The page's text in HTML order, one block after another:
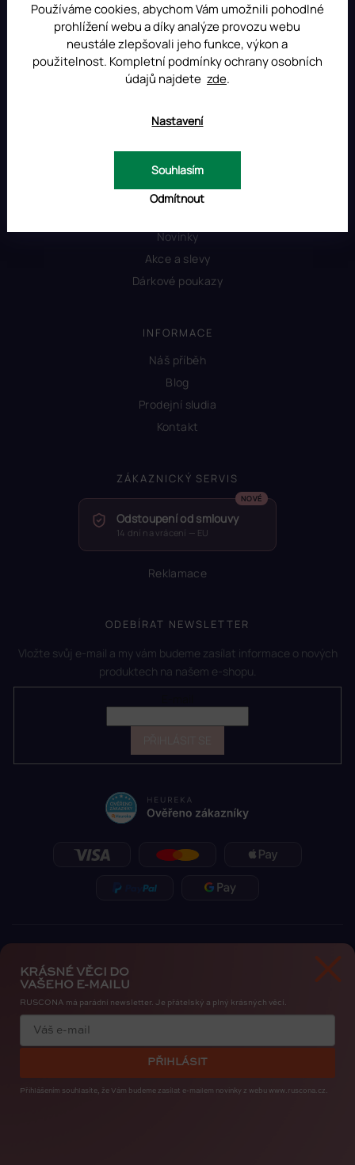
Používáme cookies, abychom Vám umožnili pohodlné
prohlížení webu a díky analýze provozu webu
neustále zlepšovali jeho funkce, výkon a
použitelnost. Kompletní podmínky ochrany osobních
údajů najdete zde.
Nastavení
Odmítnout
Souhlasím
Czech Republic
OBCHOD
Novinky
Akce a slevy
Dárkové poukazy
INFORMACE
Náš příběh
Blog
Prodejní sludia
Kontakt
ZÁKAZNICKÝ SERVIS
Odstoupení od smlouvy
14 dní na vrácení — EU
Reklamace
ODEBÍRAT NEWSLETTER
Vložte svůj e-mail a my vám budeme zasílat informace o nových
produktech na našem e-shopu.
Zásady ochrany osobních údajůCookies
Copyright 2026RUSCONA Česko. Všechna práva vyhrazena.
Upravit nastavení cookies
KRÁSNÉ VĚCI DO
VAŠEHO E-MAILU
RUSCONA má parádní newsletter. Je přátelský a plný krásných věcí.
PŘIHLÁSIT
Přihlášením souhlasíte, že Vám budeme zasílat e-mailem novinky z webu www.ruscona.cz.